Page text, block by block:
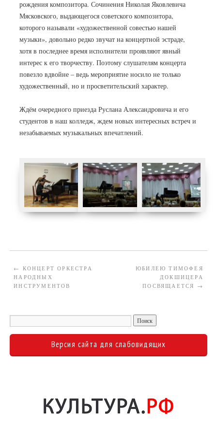
рождения композитора. Сочинения Николая Яковлевича
Мясковского, выдающегося советского композитора,
которого называли «художественной совестью нашей
музыки», довольно редко звучат на концертной эстраде,
хотя в последнее время исполнители проявляют явный
интерес к его творчеству. Поэтому слушателям концерта
повезло вдвойне – ведь мероприятие носило не только
художественный, но и просветительский характер.
Ждём очередного приезда Руслана Александровича и его
студентов в наш колледж, ждем новых интересных встреч и
незабываемых музыкальных впечатлений.
← КОНЦЕРТ ОРКЕСТРА
НАРОДНЫХ
ИНСТРУМЕНТОВ
ЮБИЛЕЮ ТИМОФЕЯ
ДОКШИЦЕРА
ПОСВЯЩАЕТСЯ →
Версия сайта для слабовидящих